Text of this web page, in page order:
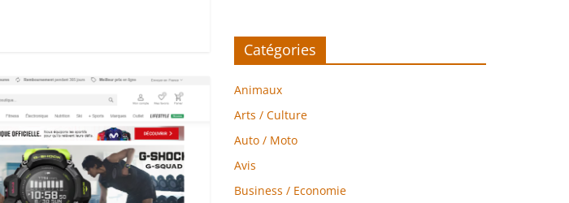
Catégories
Animaux
Arts / Culture
Auto / Moto
Avis
Business / Economie